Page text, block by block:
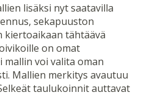
lisäksi nyt saatavilla
sekapuuston
kiertoaikaan tähtäävä
on omat
mallin voi valita oman
Mallien merkitys avautuu
taulukoinnit auttavat